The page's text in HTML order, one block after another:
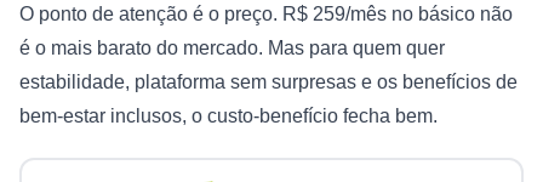
O ponto de atenção é o preço. R$ 259/mês no básico não
é o mais barato do mercado. Mas para quem quer
estabilidade, plataforma sem surpresas e os benefícios de
bem-estar inclusos, o custo-benefício fecha bem.